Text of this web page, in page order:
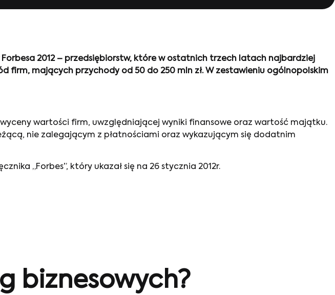
2012 – przedsiębiorstw, które w ostatnich trzech latach najbardziej
firm, mających przychody od 50 do 250 mln zł. W zestawieniu ogólnopolskim
wartości firm, uwzględniającej wyniki finansowe oraz wartość majątku.
nie zalegającym z płatnościami oraz wykazującym się dodatnim
„Forbes”, który ukazał się na 26 stycznia 2012r.
biznesowych?